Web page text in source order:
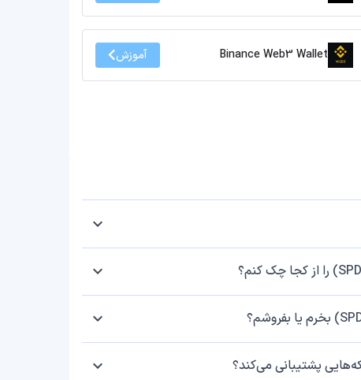
Binance Web3 Wallet آموزش